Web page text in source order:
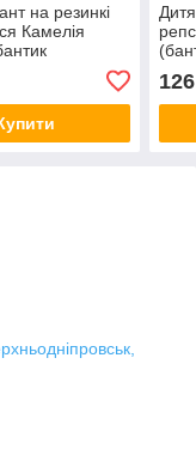
на резинкі
Камелія
ручної роботи
барбі
голову)
для
126